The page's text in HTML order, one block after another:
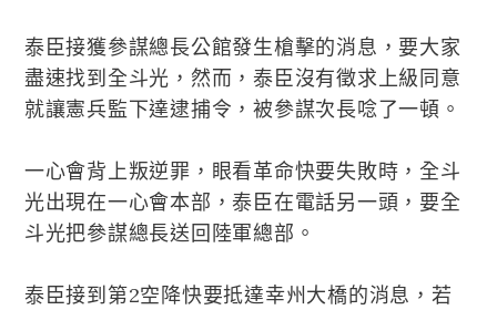
泰臣接獲參謀總長公館發生槍擊的消息，要大家
盡速找到全斗光，然而，泰臣沒有徵求上級同意
就讓憲兵監下達逮捕令，被參謀次長唸了一頓。
一心會背上叛逆罪，眼看革命快要失敗時，全斗
光出現在一心會本部，泰臣在電話另一頭，要全
斗光把參謀總長送回陸軍總部。
泰臣接到第2空降快要抵達幸州大橋的消息，若